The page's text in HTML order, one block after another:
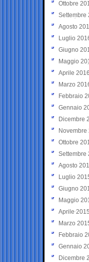
Ottobre
Settembre
Agosto
Luglio
Giugno
Maggio
Aprile 2016
Marzo
Febbraio
Gennaio
Dicembre
Novembre
Ottobre
Settembre
Agosto
Luglio
Giugno
Maggio
Aprile 2015
Marzo
Febbraio
Gennaio
Dicembre